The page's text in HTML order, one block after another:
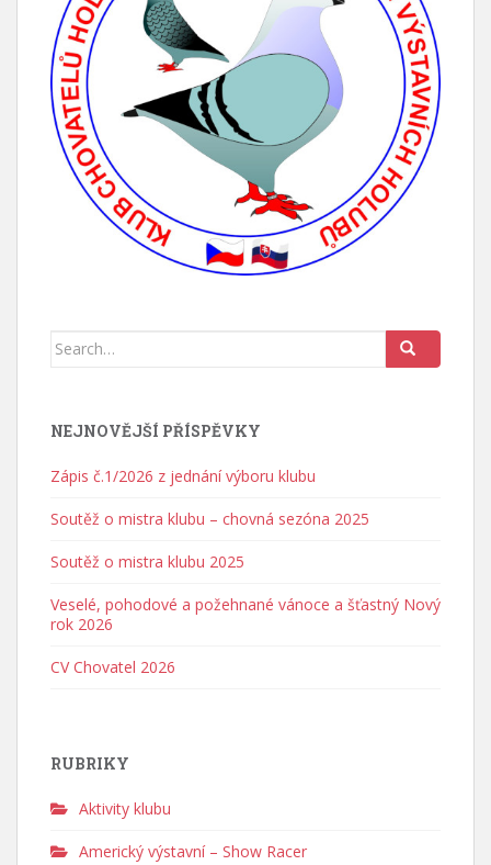
Search for:
NEJNOVĚJŠÍ PŘÍSPĚVKY
Zápis č.1/2026 z jednání výboru klubu
Soutěž o mistra klubu – chovná sezóna 2025
Soutěž o mistra klubu 2025
Veselé, pohodové a požehnané vánoce a šťastný Nový
rok 2026
CV Chovatel 2026
RUBRIKY
Aktivity klubu
Americký výstavní – Show Racer